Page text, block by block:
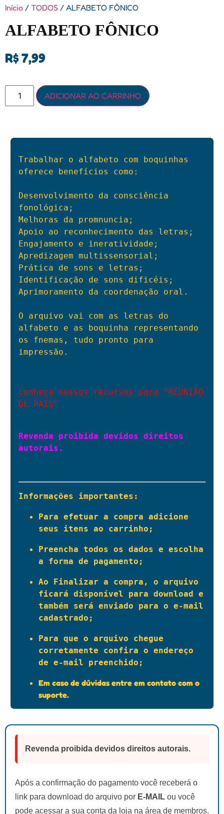
Início / TODOS / ALFABETO FÔNICO
ALFABETO FÔNICO
R$7,99
ADICIONAR AO CARRINHO
Trabalhar o alfabeto com boquinhas
oferece benefícios como:
Desenvolvimento da consciência
fonológica;
Melhoras da promnuncia;
Apoio ao reconhecimento das letras;
Engajamento e ineratividade;
Apredizagem multissensorial;
Prática de sons e letras;
Identificação de sons dificéis;
Aprimoramento da coordenação oral.
O arquivo vai com as letras do
alfabeto e as boquinha representando
os fnemas, tudo pronto para
impressão.
Conheça nossos recursos para "REUNIÃO
DE PAIS"
Revenda proibida devidos direitos
autorais.
Informações importantes:
Para efetuar a compra adicione
seus itens ao carrinho;
Preencha todos os dados e escolha
a forma de pagamento;
Ao Finalizar a compra, o arquivo
ficará disponível para download e
também será enviado para o e-mail
cadastrado;
Para que o arquivo chegue
corretamente confira o endereço
de e-mail preenchido;
Em caso de dúvidas entre em contato com o
suporte.
Revenda proibida devidos direitos autorais.
Após a confirmação do pagamento você receberá o
link para download do arquivo por E-MAIL ou você
pode acessar a sua conta da loja na área de membros.